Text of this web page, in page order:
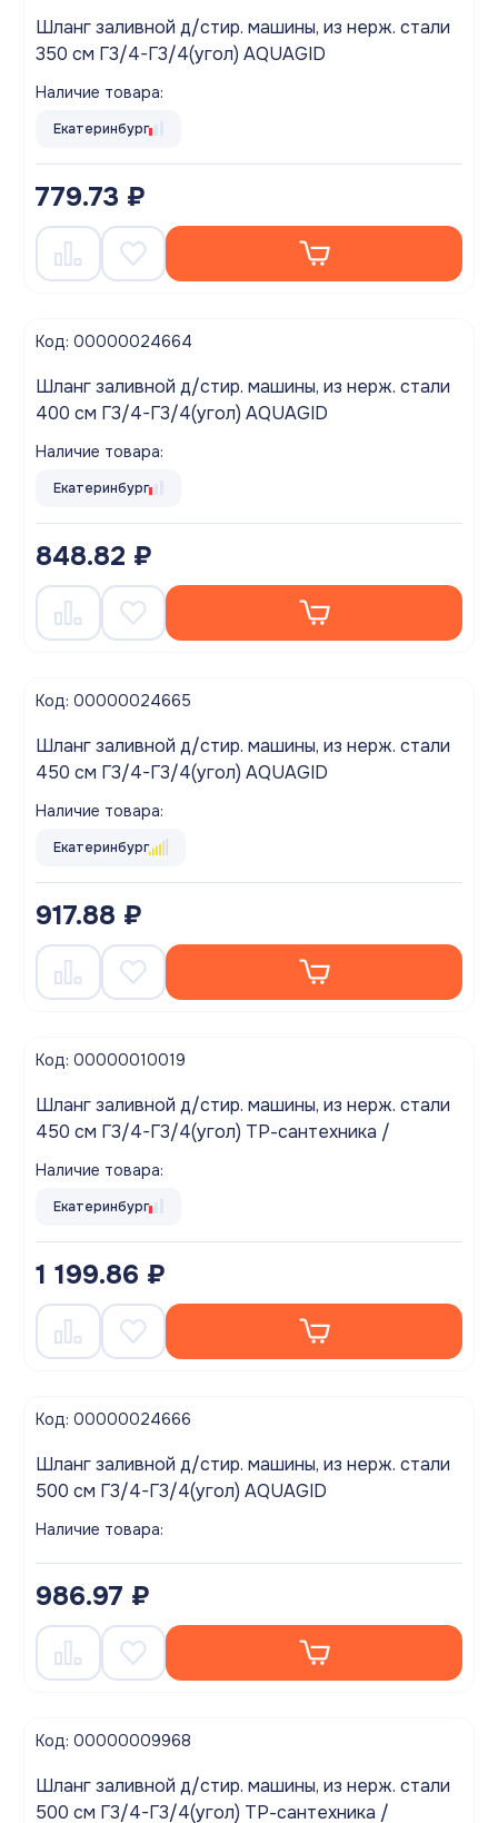
Шланг заливной д/стир. машины, из нерж. стали
350 см Г3/4-Г3/4(угол) AQUAGID
Наличие товара:
Екатеринбург
779.73 ₽
Код: 00000024664
Шланг заливной д/стир. машины, из нерж. стали
400 см Г3/4-Г3/4(угол) AQUAGID
Наличие товара:
Екатеринбург
848.82 ₽
Код: 00000024665
Шланг заливной д/стир. машины, из нерж. стали
450 см Г3/4-Г3/4(угол) AQUAGID
Наличие товара:
Екатеринбург
917.88 ₽
Код: 00000010019
Шланг заливной д/стир. машины, из нерж. стали
450 см Г3/4-Г3/4(угол) ТР-сантехника /
Наличие товара:
Екатеринбург
1 199.86 ₽
Код: 00000024666
Шланг заливной д/стир. машины, из нерж. стали
500 см Г3/4-Г3/4(угол) AQUAGID
Наличие товара:
986.97 ₽
Код: 00000009968
Шланг заливной д/стир. машины, из нерж. стали
500 см Г3/4-Г3/4(угол) ТР-сантехника /